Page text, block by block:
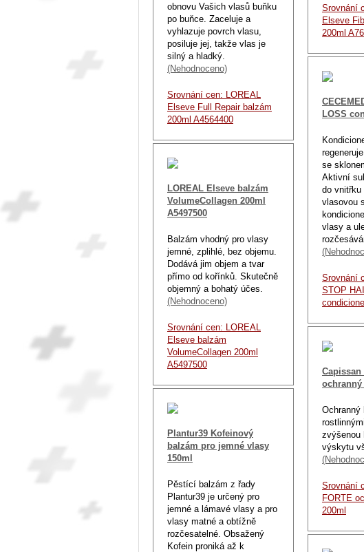
Srovnání
Elseve
200ml
obnovu Vašich vlasů buňku
po buňce. Zaceluje a
vyhlazuje povrch vlasu,
posiluje jej, takže vlas je
silný a hladký.
(Nehodnoceno)
Srovnání cen: LOREAL
Elseve Full Repair balzám
200ml A4564400
LOSS
se
Aktivní
do
vlasovou
vlasy a
Srovnání
STOP
LOREAL Elseve balzám
VolumeCollagen 200ml
A5497500
Balzám vhodný pro vlasy
jemné, zplihlé, bez objemu.
Dodává jim objem a tvar
přímo od kořínků. Skutečně
objemný a bohatý účes.
(Nehodnoceno)
Srovnání cen: LOREAL
Elseve balzám
VolumeCollagen 200ml
A5497500
Capissan
ochranný
Ochranný
zvýšenou
výskytu
Srovnání
FORTE
200ml
Plantur39 Kofeinový
balzám pro jemné vlasy
150ml
Pěstící balzám z řady
Plantur39 je určený pro
jemné a lámavé vlasy a pro
vlasy matné a obtížně
rozčesatelné. Obsažený
Kofein proniká až k